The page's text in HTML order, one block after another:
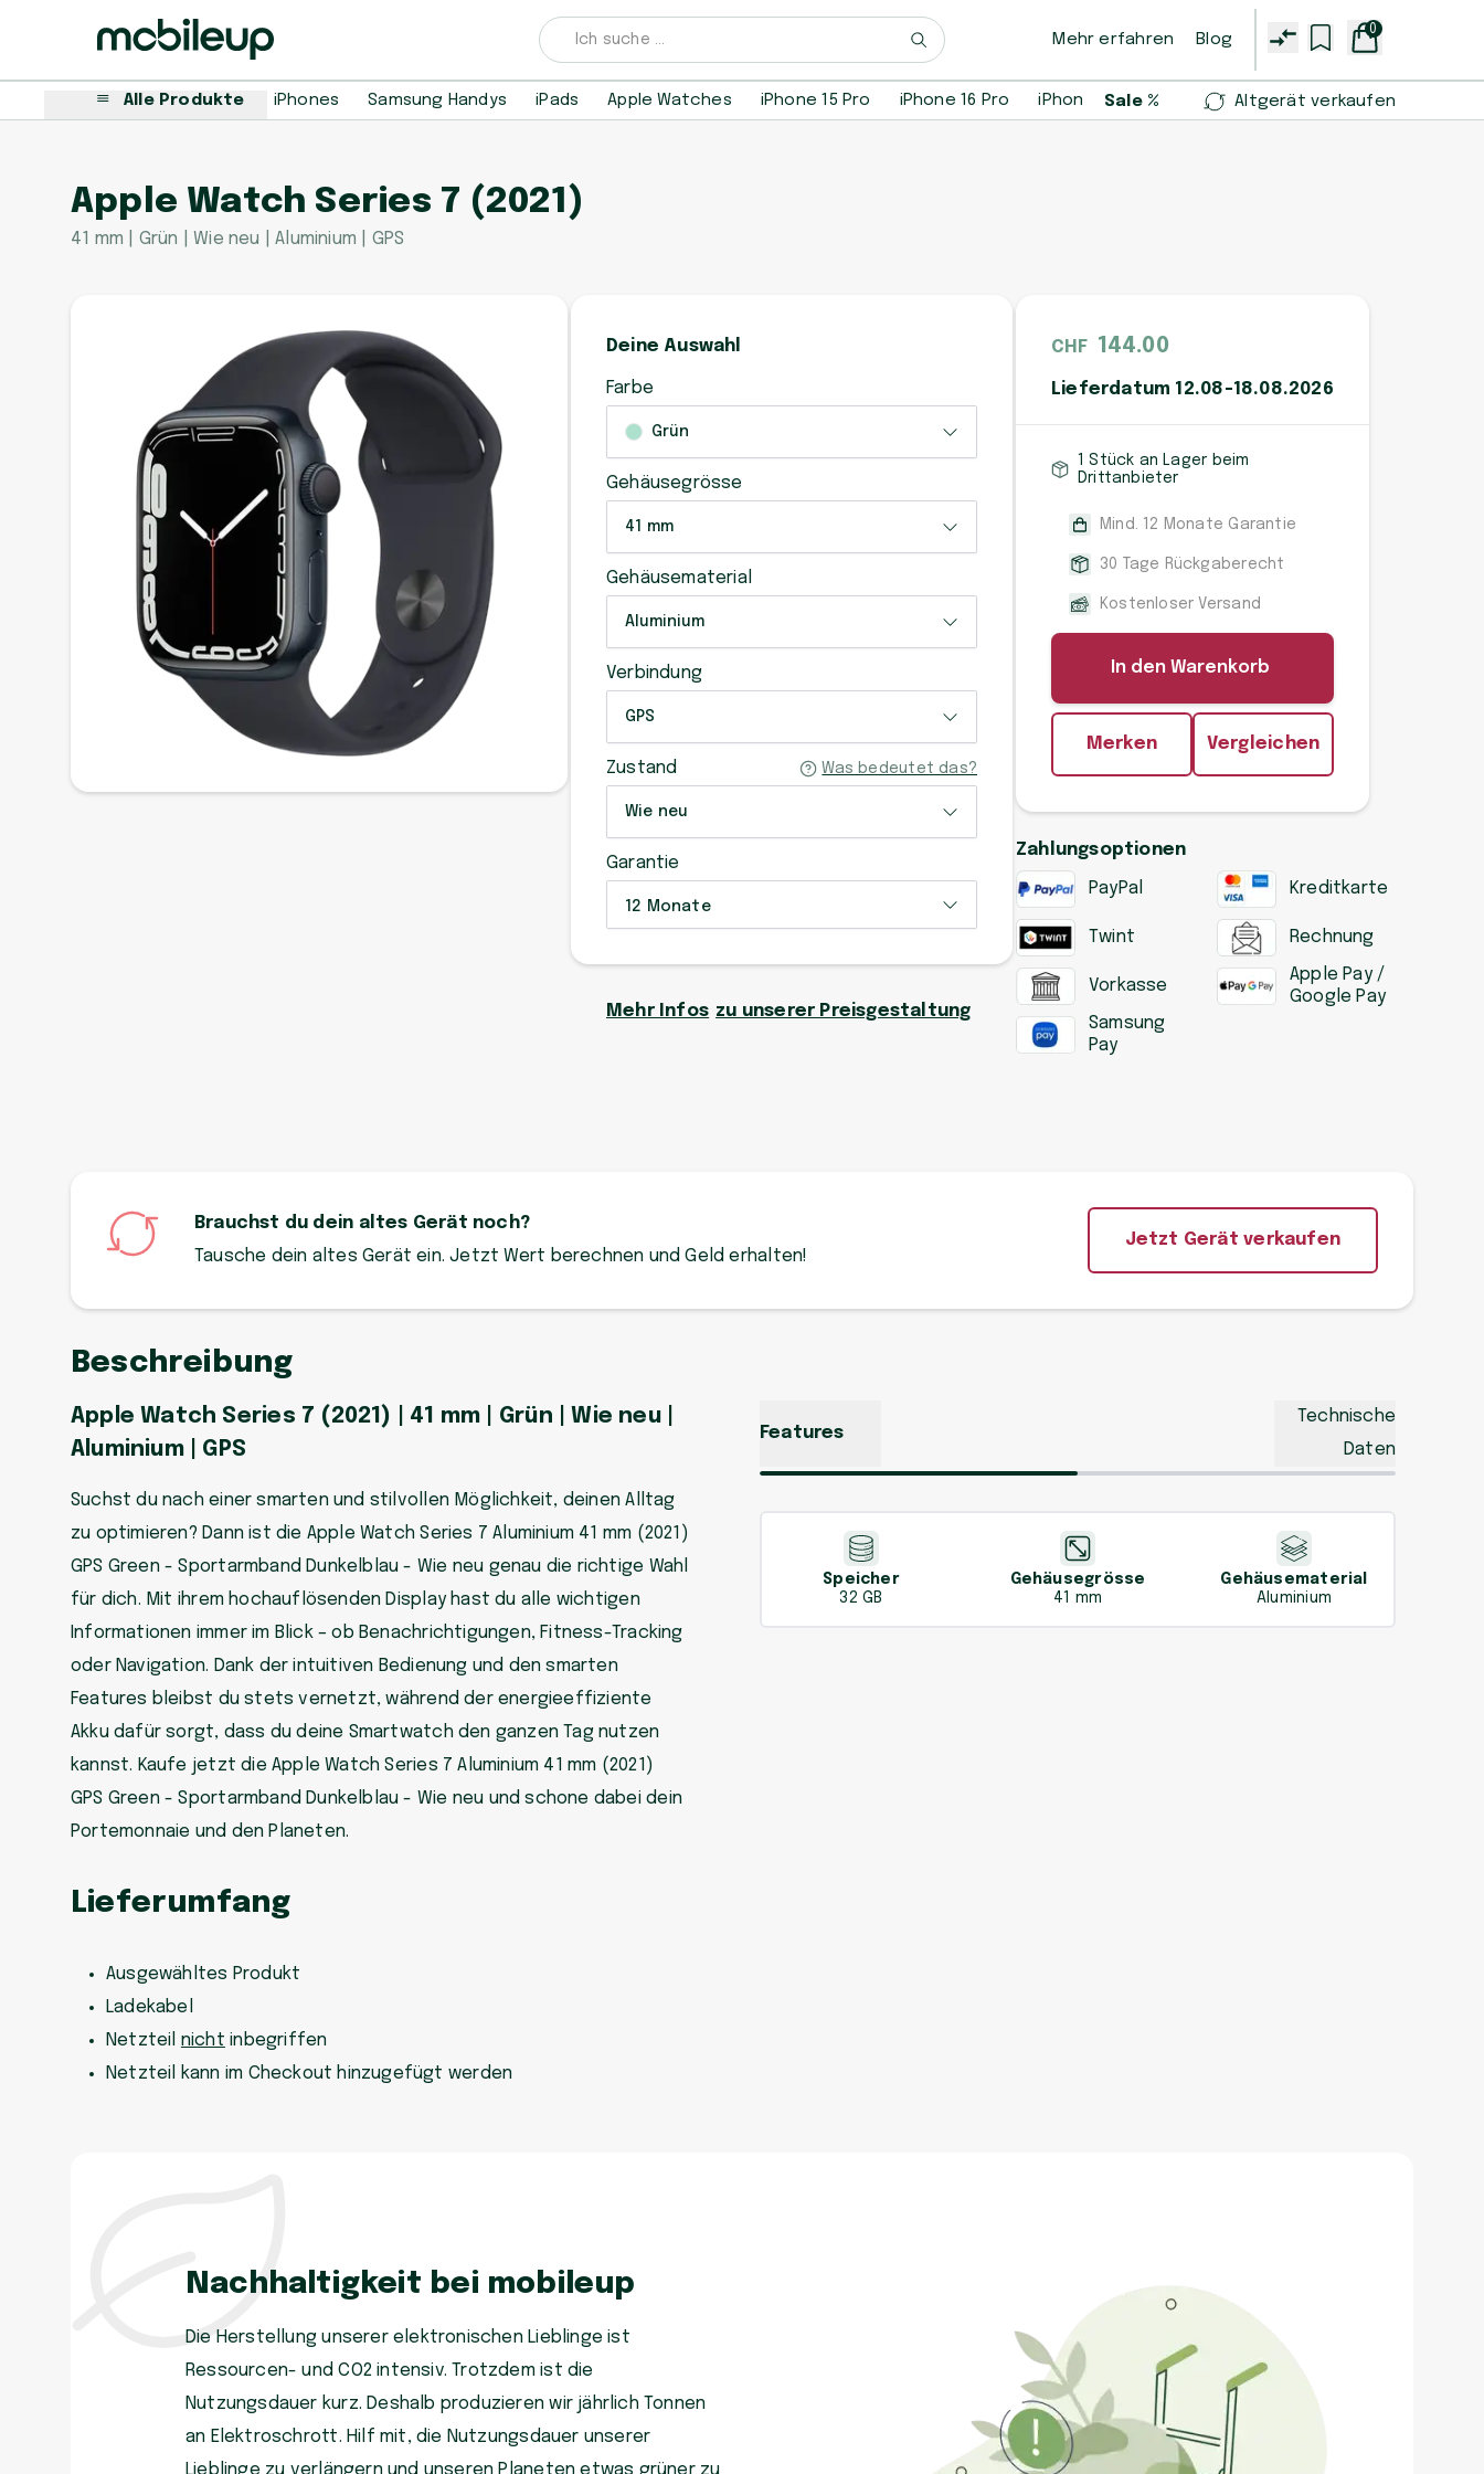
Mehr erfahren Blog
0
Alle Produkte iPhones Samsung Handys iPads Apple Watches iPhone 15 Pro iPhone 16 Pro iPhone 14 Pro iPhone 13 mini Samsung Galaxy
Sale % Altgerät verkaufen
Apple Watch Series 7 (2021)
41 mm | Grün | Wie neu | Aluminium | GPS
Deine Auswahl
Farbe
Grün
Gehäusegrösse
41 mm
Gehäusematerial
Aluminium
Verbindung
GPS
Zustand Was bedeutet das?
Wie neu
Garantie
12 Monate
Mehr Infos zu unserer Preisgestaltung
CHF 144.00
Lieferdatum 12.08-18.08.2026
1 Stück an Lager beim
Drittanbieter
Mind. 12 Monate Garantie
30 Tage Rückgaberecht
Kostenloser Versand
In den Warenkorb
Merken Vergleichen
Zahlungsoptionen
PayPal Kreditkarte
Twint Rechnung
Vorkasse
Apple Pay /
Google Pay
Samsung
Pay
Brauchst du dein altes Gerät noch?
Tausche dein altes Gerät ein. Jetzt Wert berechnen und Geld erhalten!
Jetzt Gerät verkaufen
Beschreibung
Apple Watch Series 7 (2021) | 41 mm | Grün | Wie neu |
Aluminium | GPS
Suchst du nach einer smarten und stilvollen Möglichkeit, deinen Alltag
zu optimieren? Dann ist die Apple Watch Series 7 Aluminium 41 mm (2021)
GPS Green - Sportarmband Dunkelblau - Wie neu genau die richtige Wahl
für dich. Mit ihrem hochauflösenden Display hast du alle wichtigen
Informationen immer im Blick – ob Benachrichtigungen, Fitness-Tracking
oder Navigation. Dank der intuitiven Bedienung und den smarten
Features bleibst du stets vernetzt, während der energieeffiziente
Akku dafür sorgt, dass du deine Smartwatch den ganzen Tag nutzen
kannst. Kaufe jetzt die Apple Watch Series 7 Aluminium 41 mm (2021)
GPS Green - Sportarmband Dunkelblau - Wie neu und schone dabei dein
Portemonnaie und den Planeten.
Features
Technische
Daten
Speicher
32 GB
Gehäusegrösse
41 mm
Gehäusematerial
Aluminium
Lieferumfang
Ausgewähltes Produkt
Ladekabel
Netzteil nicht inbegriffen
Netzteil kann im Checkout hinzugefügt werden
Nachhaltigkeit bei mobileup
Die Herstellung unserer elektronischen Lieblinge ist
Ressourcen- und CO2 intensiv. Trotzdem ist die
Nutzungsdauer kurz. Deshalb produzieren wir jährlich Tonnen
an Elektroschrott. Hilf mit, die Nutzungsdauer unserer
Lieblinge zu verlängern und unseren Planeten etwas grüner zu